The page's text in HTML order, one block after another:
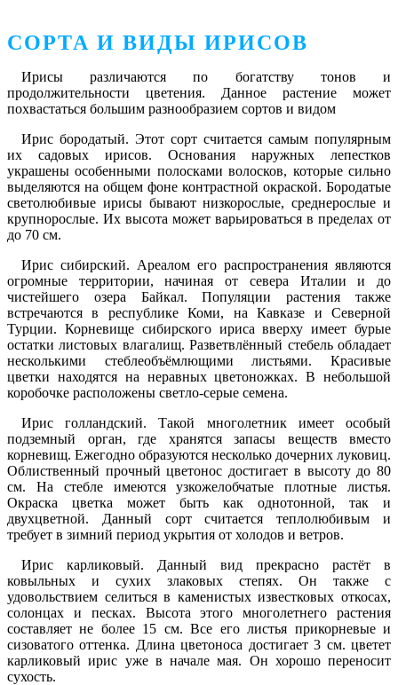
СОРТА И ВИДЫ ИРИСОВ
Ирисы различаются по богатству тонов и
продолжительности цветения. Данное растение может
похвастаться большим разнообразием сортов и видом
Ирис бородатый. Этот сорт считается самым популярным
их садовых ирисов. Основания наружных лепестков
украшены особенными полосками волосков, которые сильно
выделяются на общем фоне контрастной окраской. Бородатые
светолюбивые ирисы бывают низкорослые, среднерослые и
крупнорослые. Их высота может варьироваться в пределах от
до 70 см.
Ирис сибирский. Ареалом его распространения являются
огромные территории, начиная от севера Италии и до
чистейшего озера Байкал. Популяции растения также
встречаются в республике Коми, на Кавказе и Северной
Турции. Корневище сибирского ириса вверху имеет бурые
остатки листовых влагалищ. Разветвлённый стебель обладает
несколькими стеблеобъёмлющими листьями. Красивые
цветки находятся на неравных цветоножках. В небольшой
коробочке расположены светло-серые семена.
Ирис голландский. Такой многолетник имеет особый
подземный орган, где хранятся запасы веществ вместо
корневищ. Ежегодно образуются несколько дочерних луковиц.
Облиственный прочный цветонос достигает в высоту до 80
см. На стебле имеются узкожелобчатые плотные листья.
Окраска цветка может быть как однотонной, так и
двухцветной. Данный сорт считается теплолюбивым и
требует в зимний период укрытия от холодов и ветров.
Ирис карликовый. Данный вид прекрасно растёт в
ковыльных и сухих злаковых степях. Он также с
удовольствием селиться в каменистых известковых откосах,
солонцах и песках. Высота этого многолетнего растения
составляет не более 15 см. Все его листья прикорневые и
сизоватого оттенка. Длина цветоноса достигает 3 см. цветет
карликовый ирис уже в начале мая. Он хорошо переносит
сухость.